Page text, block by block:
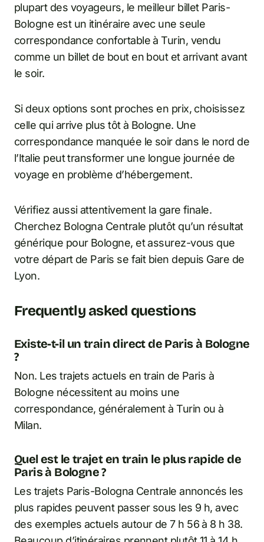
plupart des voyageurs, le meilleur billet Paris-
Bologne est un itinéraire avec une seule
correspondance confortable à Turin, vendu
comme un billet de bout en bout et arrivant avant
le soir.
Si deux options sont proches en prix, choisissez
celle qui arrive plus tôt à Bologne. Une
correspondance manquée le soir dans le nord de
l’Italie peut transformer une longue journée de
voyage en problème d’hébergement.
Vérifiez aussi attentivement la gare finale.
Cherchez Bologna Centrale plutôt qu’un résultat
générique pour Bologne, et assurez-vous que
votre départ de Paris se fait bien depuis Gare de
Lyon.
Frequently asked questions
Existe-t-il un train direct de Paris à Bologne
?
Non. Les trajets actuels en train de Paris à
Bologne nécessitent au moins une
correspondance, généralement à Turin ou à
Milan.
Quel est le trajet en train le plus rapide de
Paris à Bologne ?
Les trajets Paris-Bologna Centrale annoncés les
plus rapides peuvent passer sous les 9 h, avec
des exemples actuels autour de 7 h 56 à 8 h 38.